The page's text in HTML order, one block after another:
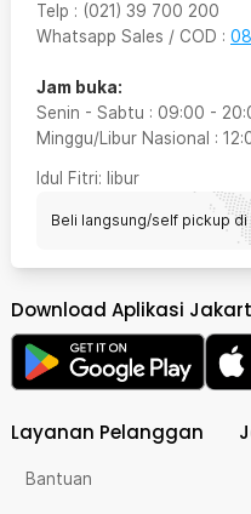
Telp : (021) 39 700 200
Whatsapp Sales / COD :
Jam buka:
Senin - Sabtu : 09:00 -
Minggu/Libur Nasional :
Idul Fitri: libur
Beli langsung/self pickup di
Download Aplikasi
Layanan Pelanggan
Bantuan